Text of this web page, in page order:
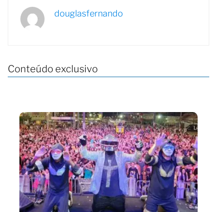
douglasfernando
Conteúdo exclusivo